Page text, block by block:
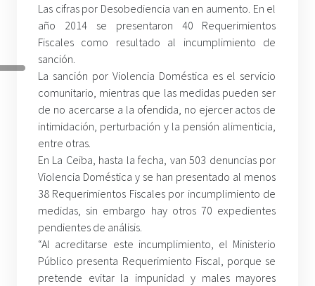
Las cifras por Desobediencia van en aumento. En el
año 2014 se presentaron 40 Requerimientos
Fiscales como resultado al incumplimiento de
sanción.
La sanción por Violencia Doméstica es el servicio
comunitario, mientras que las medidas pueden ser
de no acercarse a la ofendida, no ejercer actos de
intimidación, perturbación y la pensión alimenticia,
entre otras.
En La Ceiba, hasta la fecha, van 503 denuncias por
Violencia Doméstica y se han presentado al menos
38 Requerimientos Fiscales por incumplimiento de
medidas, sin embargo hay otros 70 expedientes
pendientes de análisis.
“Al acreditarse este incumplimiento, el Ministerio
Público presenta Requerimiento Fiscal, porque se
pretende evitar la impunidad y males mayores